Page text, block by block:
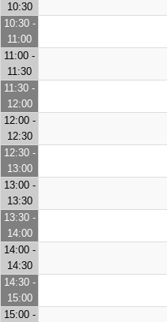
10:30
10:30 -
11:00
11:00 -
11:30
11:30 -
12:00
12:00 -
12:30
12:30 -
13:00
13:00 -
13:30
13:30 -
14:00
14:00 -
14:30
14:30 -
15:00
15:00 -